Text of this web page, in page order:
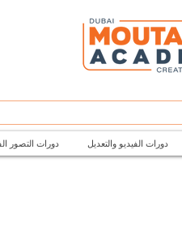
دورات التصور دورات الفيديو والتعديل